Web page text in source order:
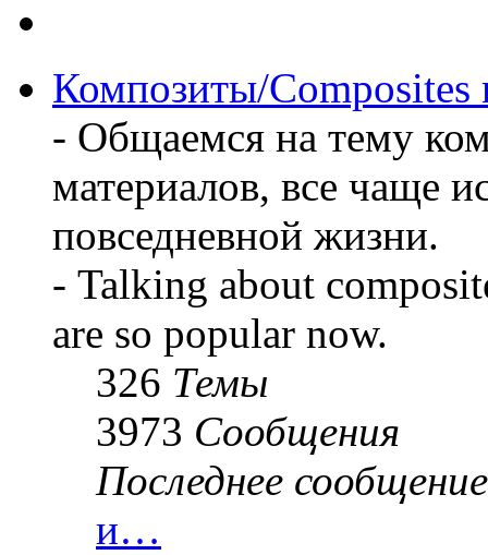
Композиты/Сomposites
- Общаемся на тему
материалов, все чаще
повседневной жизни.
- Talking about
are so popular now.
326 Темы
3973 Сообщения
Последнее сообщение
и…